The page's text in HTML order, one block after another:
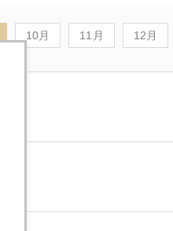
10月 11月 12月